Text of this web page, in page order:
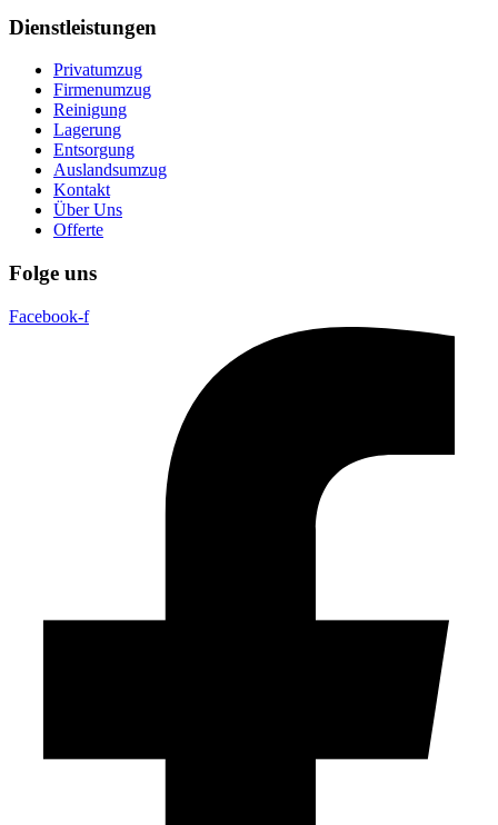
Dienstleistungen
Privatumzug
Firmenumzug
Reinigung
Lagerung
Entsorgung
Auslandsumzug
Kontakt
Über Uns
Offerte
Folge uns
Facebook-f